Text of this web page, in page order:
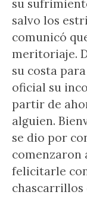
su
salvo los
comunicó
meritoriaje.
su costa
oficial su
partir de
alguien.
se dio por
comenzaron
felicitarle
chascarrillos